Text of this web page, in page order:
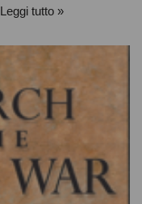
Leggi tutto »